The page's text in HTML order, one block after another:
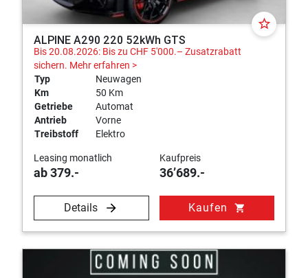
star_border
ALPINE A290 220 52kWh GTS
Bis 20.08.2026: Bis zu CHF 5'000.– Zusatzrabatt
sichern. Mehr erfahren >
Typ
Neuwagen
Km
50 Km
Getriebe
Automat
Antrieb
Vorne
Treibstoff
Elektro
Leasing monatlich
ab 379.-
Kaufpreis
36’689.-
Details Kaufen shopping_cart